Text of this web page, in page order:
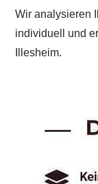
Wir analysieren
individuell und
Illesheim.